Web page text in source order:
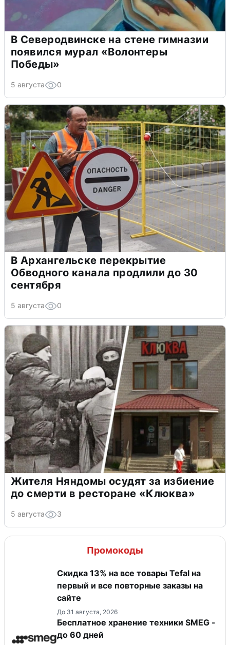
В Северодвинске на стене гимназии
появился мурал «Волонтеры
Победы»
5 августа 0
В Архангельске перекрытие
Обводного канала продлили до 30
сентября
5 августа 0
Жителя Няндомы осудят за избиение
до смерти в ресторане «Клюква»
5 августа 3
Промокоды
Скидка 13% на все товары Tefal на
первый и все повторные заказы на
сайте
До 31 августа, 2026
Бесплатное хранение техники SMEG -
до 60 дней